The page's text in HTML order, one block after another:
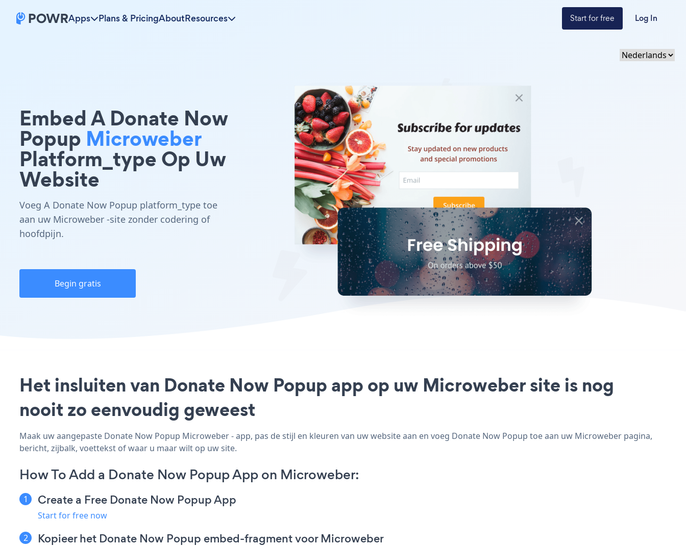
Apps Plans & PricingAboutResources Start for free Log In
Embed A Donate Now
Popup Microweber
Platform_type Op Uw
Website
Voeg A Donate Now Popup platform_type toe
aan uw Microweber -site zonder codering of
hoofdpijn.
Begin gratis
Het insluiten van Donate Now Popup app op uw Microweber site is nog
nooit zo eenvoudig geweest
Maak uw aangepaste Donate Now Popup Microweber - app, pas de stijl en kleuren van uw website aan en voeg Donate Now Popup toe aan uw Microweber pagina,
bericht, zijbalk, voettekst of waar u maar wilt op uw site.
How To Add a Donate Now Popup App on Microweber:
Create a Free Donate Now Popup App
Start for free now
Kopieer het Donate Now Popup embed-fragment voor Microweber